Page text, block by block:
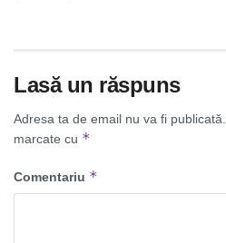
Lasă un răspuns
Adresa ta de email nu va fi publicată.
marcate cu *
Comentariu *